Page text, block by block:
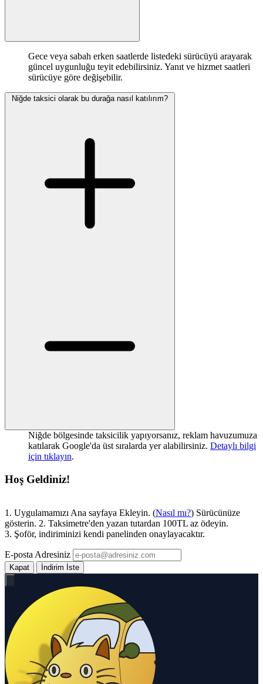
Gece veya sabah erken saatlerde listedeki sürücüyü arayarak
güncel uygunluğu teyit edebilirsiniz. Yanıt ve hizmet saatleri
sürücüye göre değişebilir.
Niğde taksici olarak bu durağa nasıl katılırım?
Niğde bölgesinde taksicilik yapıyorsanız, reklam havuzumuza
katılarak Google'da üst sıralarda yer alabilirsiniz. Detaylı bilgi
için tıklayın.
Hoş Geldiniz!
1. Uygulamamızı Ana sayfaya Ekleyin. (Nasıl mı?) Sürücünüze
gösterin. 2. Taksimetre'den yazan tutardan 100TL az ödeyin.
3. Şoför, indiriminizi kendi panelinden onaylayacaktır.
E-posta Adresiniz
Kapat İndirim İste